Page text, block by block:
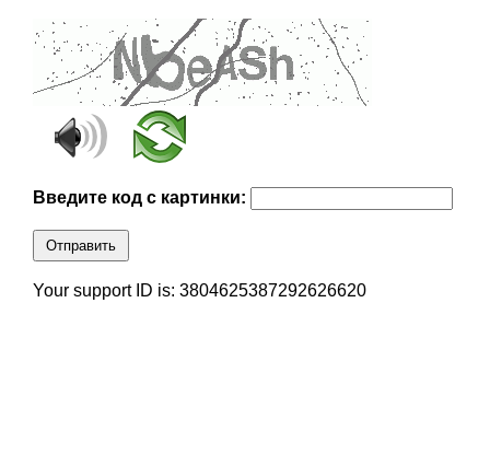
Введите код с картинки:
Отправить
Your support ID is: 3804625387292626620